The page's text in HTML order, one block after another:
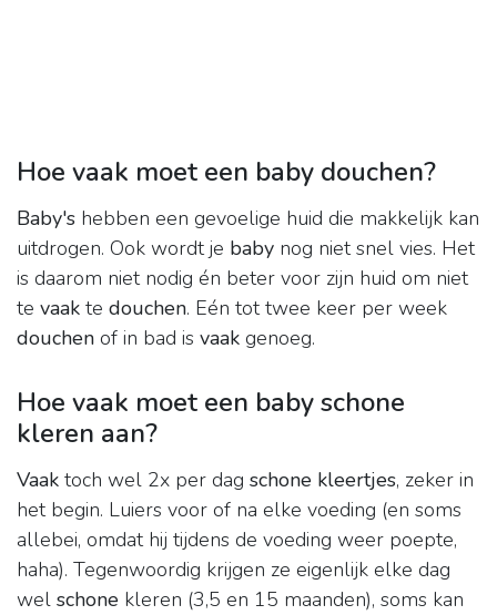
Hoe vaak moet een baby douchen?
Baby's hebben een gevoelige huid die makkelijk kan
uitdrogen. Ook wordt je baby nog niet snel vies. Het
is daarom niet nodig én beter voor zijn huid om niet
te vaak te douchen. Eén tot twee keer per week
douchen of in bad is vaak genoeg.
Hoe vaak moet een baby schone
kleren aan?
Vaak toch wel 2x per dag schone kleertjes, zeker in
het begin. Luiers voor of na elke voeding (en soms
allebei, omdat hij tijdens de voeding weer poepte,
haha). Tegenwoordig krijgen ze eigenlijk elke dag
wel schone kleren (3,5 en 15 maanden), soms kan